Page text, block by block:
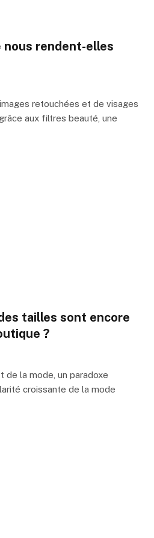
rendent-elles
retouchées et de visages
aux filtres beauté, une
tailles sont encore
?
de la mode, un paradoxe
croissante de la mode